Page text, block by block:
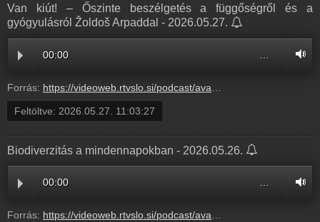
Van kiút! – Őszinte beszélgetés a függőségről és a
gyógyulásról Žoldoš Arpaddal - 2026.05.27.
00:00
Forrás: https://videoweb.rtvslo.si/podcast/ava_archive11/2026/05/27/Vankit311101.mp3
Feltöltve: 2026.05.27. 11:03:27
Biodiverzitás a mindennapokban - 2026.05.26.
00:00 …
Forrás: https://videoweb.rtvslo.si/podcast/ava_archive11/2026/05/26/Biodiver310855.mp3